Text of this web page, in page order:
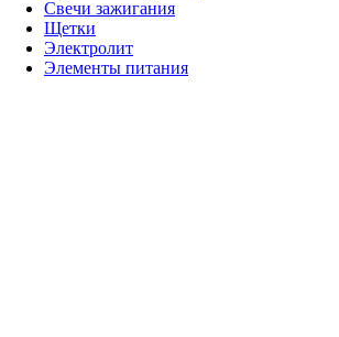
Свечи зажигания
Щетки
Электролит
Элементы питания